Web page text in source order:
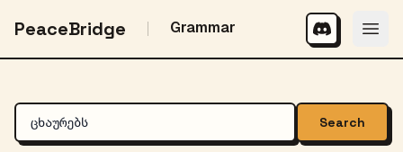
PeaceBridge Grammar
Search